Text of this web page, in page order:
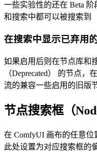
一些实验性的还在 Beta
和搜索中都可以被搜索到
在搜索中显示已弃用
如果启用后则在节点库和
（Deprecated） 的节点
流的兼容一些启用的旧版
节点搜索框（
在 ComfyUI 画布的任意位
此处设置为对应搜索框的